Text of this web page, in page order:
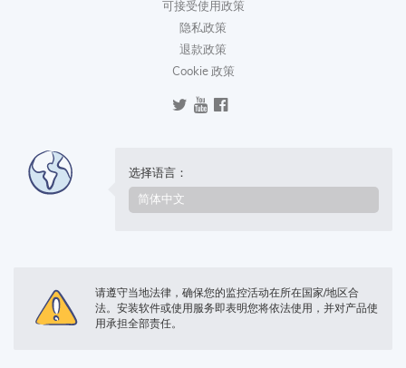
可接受使用政策
隐私政策
退款政策
Cookie 政策
选择语言：
请遵守当地法律，确保您的监控活动在所在国家/地区合
法。安装软件或使用服务即表明您将依法使用，并对产品使
用承担全部责任。